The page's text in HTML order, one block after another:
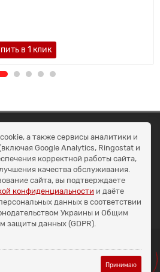
в 1 клик
а также сервисы аналитики и
Google Analytics, Ringostat и
корректной работы сайта,
качества обслуживания.
сайта, вы подтверждаете
конфиденциальности и даёте
данных в соответствии
Украины и Общим
защиты данных (GDPR).
Принимаю